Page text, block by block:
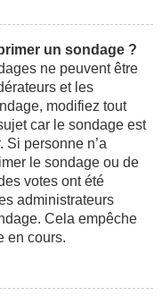
un sondage ?
ne peuvent être
et les
modifiez tout
car le sondage est
personne n’a
le sondage ou de
votes ont été
administrateurs
Cela empêche
en cours.